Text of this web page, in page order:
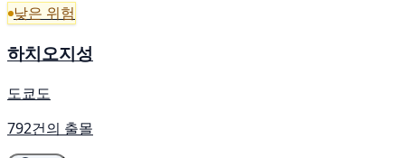
낮은 위험
하치오지성
도쿄도
792건의 출몰